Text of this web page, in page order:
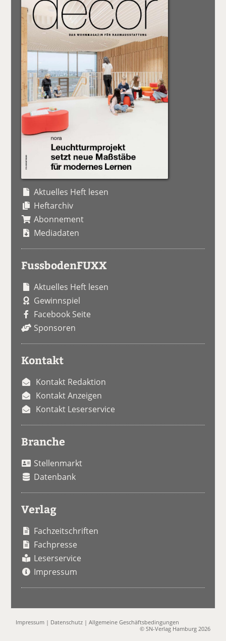
Aktuelles Heft lesen
Heftarchiv
Abonnement
Mediadaten
FussbodenFUXX
Aktuelles Heft lesen
Gewinnspiel
Facebook Seite
Sponsoren
Kontakt
Kontakt Redaktion
Kontakt Anzeigen
Kontakt Leserservice
Branche
Stellenmarkt
Datenbank
Verlag
Fachzeitschriften
Fachpresse
Leserservice
Impressum
Impressum | Datenschutz |Allgemeine Geschäftsbedingungen
© SN-Verlag Hamburg 2026